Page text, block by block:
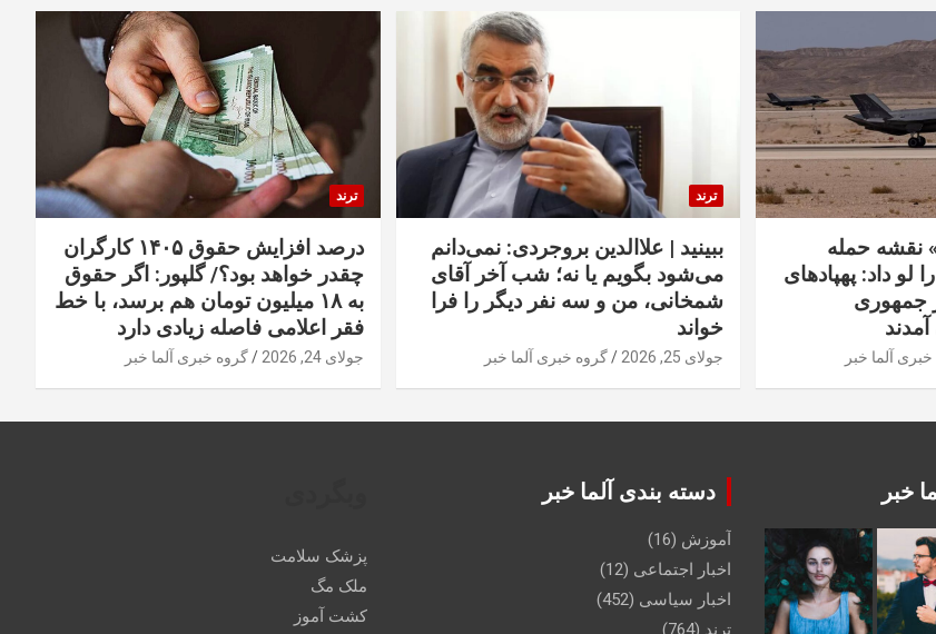
نقشه حمله
لو داد: پهپادهای
جمهوری
آمدند
آلما خبر
ترند
ببینید | علاالدین بروجردی: نمی‌دانم
می‌شود بگویم یا نه؛ شب آخر آقای
شمخانی، من و سه نفر دیگر را فرا
خواند
جولای 25, 2026 گروه خبری آلما خبر
ترند
درصد افزایش حقوق ۱۴۰۵ کارگران
چقدر خواهد بود؟/ گلپور: اگر حقوق
به ۱۸ میلیون تومان هم برسد، با خط
فقر اعلامی فاصله زیادی دارد
جولای 24, 2026 گروه خبری آلما خبر
خبر دسته بندی آلما خبر
آموزش (16)
اخبار اجتماعی (12)
اخبار سیاسی (452)
ترند (764)
پزشک سلامت
ملک مگ
کشت آموز